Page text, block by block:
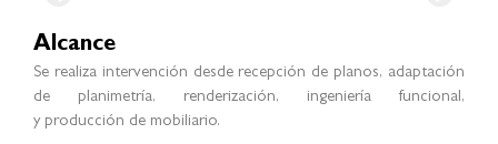
Alcance
Se realiza intervención desde recepción de planos, adaptación
de planimetría, renderización, ingeniería funcional,
y producción de mobiliario.